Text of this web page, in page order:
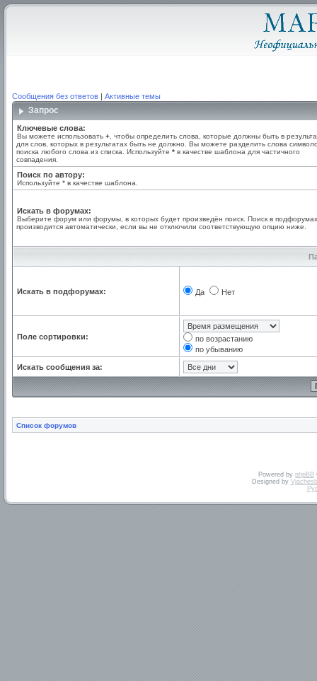
Сообщения без ответов | Активные темы
Запрос
Ключевые слова:
Вы можете использовать + , чтобы определить слова, которые должны быть в
для слов, которых в результатах быть не должно. Вы можете разделить слова
поиска любого слова из списка. Используйте * в качестве шаблона для частичного
совпадения.
Поиск по автору:
Используйте * в качестве шаблона.
Искать в форумах:
Выберите форум или форумы, в которых будет произведён поиск. Поиск в подфорумах
производится автоматически, если вы не отключили соответствующую опцию ниже.
Искать в подфорумах: Да Нет
Поле сортировки:
по возрастанию
по убыванию
Искать сообщения за:
Список форумов
Powered by phpBB
Designed by